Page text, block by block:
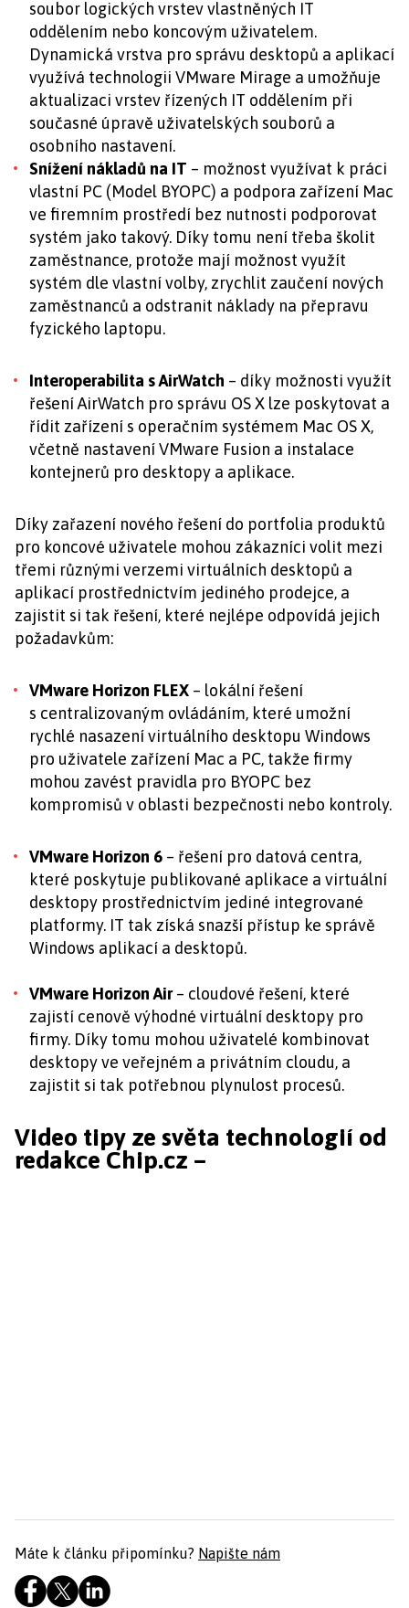
soubor logických vrstev vlastněných IT
oddělením nebo koncovým uživatelem.
Dynamická vrstva pro správu desktopů a aplikací
využívá technologii VMware Mirage a umožňuje
aktualizaci vrstev řízených IT oddělením při
současné úpravě uživatelských souborů a
osobního nastavení.
Snížení nákladů na IT – možnost využívat k práci
vlastní PC (Model BYOPC) a podpora zařízení Mac
ve firemním prostředí bez nutnosti podporovat
systém jako takový. Díky tomu není třeba školit
zaměstnance, protože mají možnost využít
systém dle vlastní volby, zrychlit zaučení nových
zaměstnanců a odstranit náklady na přepravu
fyzického laptopu.
Interoperabilita s AirWatch – díky možnosti využít
řešení AirWatch pro správu OS X lze poskytovat a
řídit zařízení s operačním systémem Mac OS X,
včetně nastavení VMware Fusion a instalace
kontejnerů pro desktopy a aplikace.
Díky zařazení nového řešení do portfolia produktů
pro koncové uživatele mohou zákazníci volit mezi
třemi různými verzemi virtuálních desktopů a
aplikací prostřednictvím jediného prodejce, a
zajistit si tak řešení, které nejlépe odpovídá jejich
požadavkům:
VMware Horizon FLEX – lokální řešení
s centralizovaným ovládáním, které umožní
rychlé nasazení virtuálního desktopu Windows
pro uživatele zařízení Mac a PC, takže firmy
mohou zavést pravidla pro BYOPC bez
kompromisů v oblasti bezpečnosti nebo kontroly.
VMware Horizon 6 – řešení pro datová centra,
které poskytuje publikované aplikace a virtuální
desktopy prostřednictvím jediné integrované
platformy. IT tak získá snazší přístup ke správě
Windows aplikací a desktopů.
VMware Horizon Air– cloudové řešení, které
zajistí cenově výhodné virtuální desktopy pro
firmy. Díky tomu mohou uživatelé kombinovat
desktopy ve veřejném a privátním cloudu, a
zajistit si tak potřebnou plynulost procesů.
Video tipy ze světa technologií od
redakce Chip.cz –
Máte k článku připomínku? Napište nám